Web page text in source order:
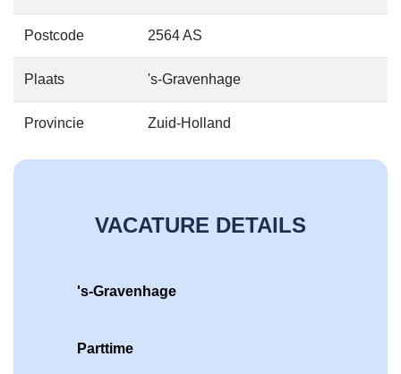
Postcode 2564 AS
Plaats 's-Gravenhage
Provincie Zuid-Holland
VACATURE DETAILS
's-Gravenhage
Parttime